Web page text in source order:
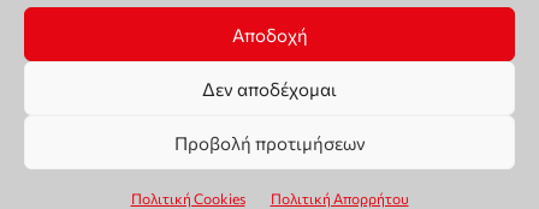
Αποδοχή
Δεν αποδέχομαι
Προβολή προτιμήσεων
Πολιτική Cookies Πολιτική Απορρήτου